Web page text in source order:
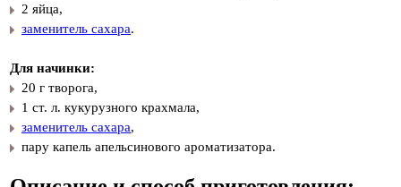
2 яйца,
заменитель сахара.
Для начинки:
20 г творога,
1 ст. л. кукурузного крахмала,
заменитель сахара,
пару капель апельсинового ароматизатора.